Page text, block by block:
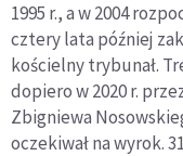
1995 r., a w 2004
cztery lata później
kościelny trybunał.
dopiero w 2020 r.
Zbigniewa
oczekiwał na wyrok.